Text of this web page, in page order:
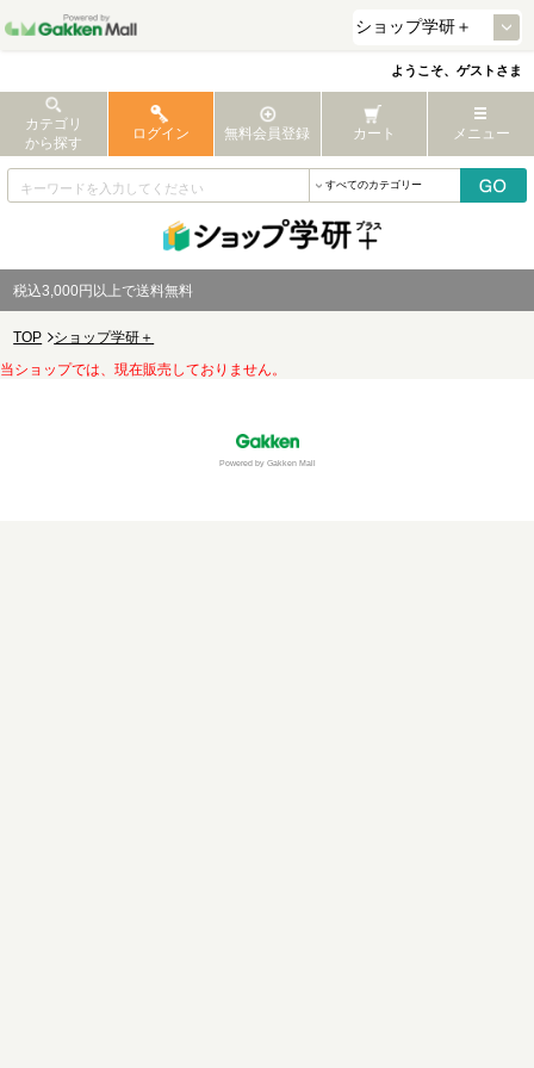
ようこそ、ゲストさま
カテゴリ
から探す
ログイン 無料会員登録 カート メニュー
税込3,000円以上で送料無料
TOP
ショップ学研＋
当ショップでは、現在販売しておりません。
Powered by Gakken Mall